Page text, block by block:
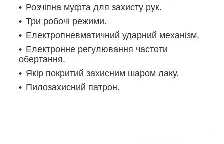
Розчіпна муфта для захисту рук.
Три робочі режими.
Електропневматичний ударний механізм.
Електронне регулювання частоти
обертання.
Якір покритий захисним шаром лаку.
Пилозахисний патрон.